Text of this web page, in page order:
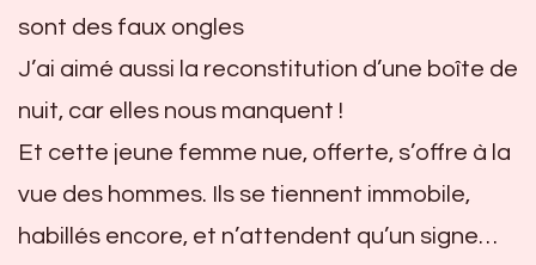
sont des faux ongles
J’ai aimé aussi la reconstitution d’une boîte de
nuit, car elles nous manquent !
Et cette jeune femme nue, offerte, s’offre à la
vue des hommes. Ils se tiennent immobile,
habillés encore, et n’attendent qu’un signe…